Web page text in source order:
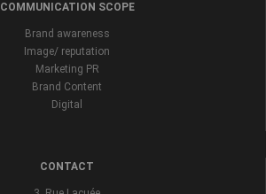
COMMUNICATION SCOPE
Brand awareness
Image/ reputation
Marketing PR
Brand Content
Digital
CONTACT